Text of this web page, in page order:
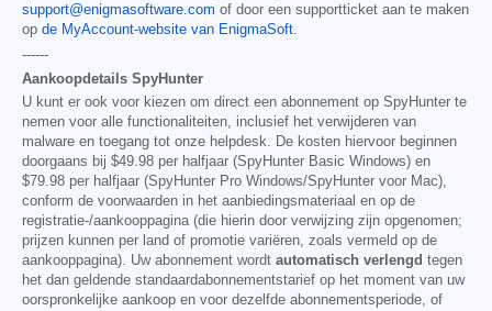
support@enigmasoftware.com of door een supportticket aan te maken
op de MyAccount-website van EnigmaSoft.
------
Aankoopdetails SpyHunter
U kunt er ook voor kiezen om direct een abonnement op SpyHunter te
nemen voor alle functionaliteiten, inclusief het verwijderen van
malware en toegang tot onze helpdesk. De kosten hiervoor beginnen
doorgaans bij $49.98 per halfjaar (SpyHunter Basic Windows) en
$79.98 per halfjaar (SpyHunter Pro Windows/SpyHunter voor Mac),
conform de voorwaarden in het aanbiedingsmateriaal en op de
registratie-/aankooppagina (die hierin door verwijzing zijn opgenomen;
prijzen kunnen per land of promotie variëren, zoals vermeld op de
aankooppagina). Uw abonnement wordt automatisch verlengd tegen
het dan geldende standaardabonnementstarief op het moment van uw
oorspronkelijke aankoop en voor dezelfde abonnementsperiode, of